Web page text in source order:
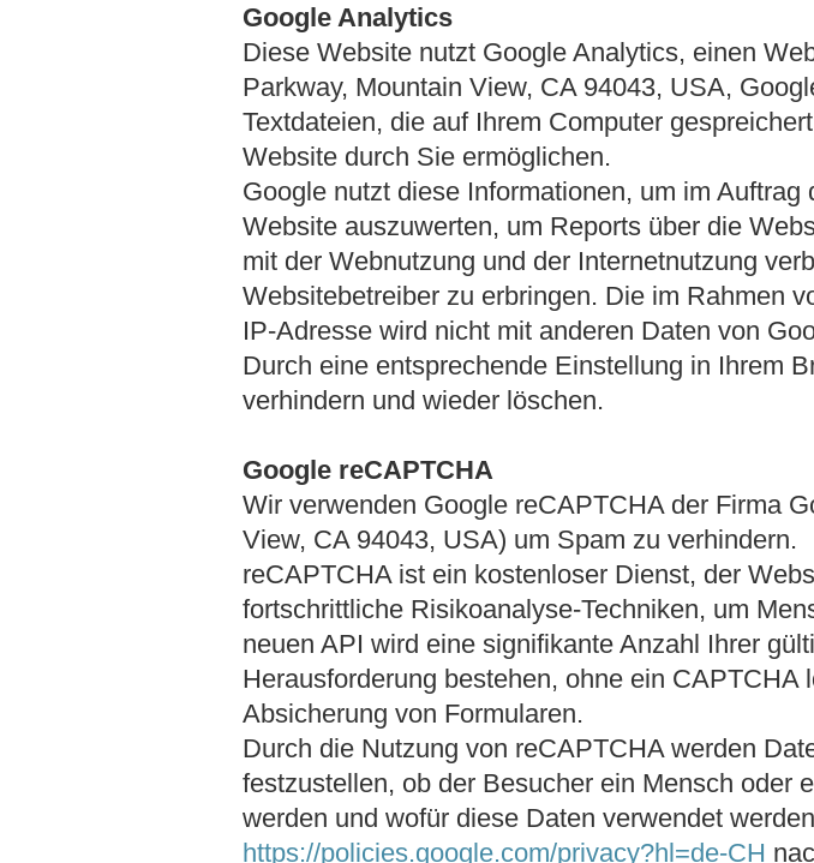
Google Analytics
Diese Website nutzt Google Analytics, einen
Parkway, Mountain View, CA 94043, USA,
Textdateien, die auf Ihrem Computer
Website durch Sie ermöglichen.
Google nutzt diese Informationen, um im
Website auszuwerten, um Reports über die
mit der Webnutzung und der Internetnutzung
Websitebetreiber zu erbringen. Die im Rahmen
IP-Adresse wird nicht mit anderen Daten von
Durch eine entsprechende Einstellung in Ihrem
verhindern und wieder löschen.
Google reCAPTCHA
Wir verwenden Google reCAPTCHA der Firma
View, CA 94043, USA) um Spam zu verhindern.
reCAPTCHA ist ein kostenloser Dienst, der
fortschrittliche Risikoanalyse-Techniken, um
neuen API wird eine signifikante Anzahl Ihrer
Herausforderung bestehen, ohne ein
Absicherung von Formularen.
Durch die Nutzung von reCAPTCHA werden
festzustellen, ob der Besucher ein Mensch oder
werden und wofür diese Daten verwendet
https://policies.google.com/privacy?hl=de-CH